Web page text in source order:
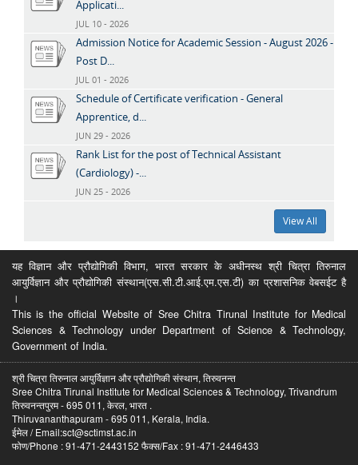
Applicati...
JUL 10 - 2026
Admission Notice for Academic Session - August 2026 -
Post D...
JUL 01 - 2026
Schedule of Certificate verification - General
Apprentice, d...
JUN 29 - 2026
Rank List for the post of Technical Assistant
(Cardiology) -...
JUN 25 - 2026
View All
यह विज्ञान और प्रौद्योगिकी विभाग, भारत सरकार के अधीनस्थ श्री चित्रा तिरुनाल
आयुर्विज्ञान और प्रौद्योगिकी संस्थान(एस.सी.टी.आई.एम.एस.टी) का प्रशासनिक वेबसईट है
।
This is the official Website of Sree Chitra Tirunal Institute for Medical
Sciences & Technology under Department of Science & Technology,
Government of India.
श्री चित्रा तिरुनाल आयुर्विज्ञान और प्रौद्योगिकी संस्थान, तिरुवनन्त
Sree Chitra Tirunal Institute for Medical Sciences & Technology, Trivandrum
तिरुवनन्तपुरम - 695 011, केरल, भारत .
Thiruvananthapuram - 695 011, Kerala, India.
ईमेल / Email:sct@sctimst.ac.in
फोण/Phone : 91-471-2443152 फैक्स/Fax : 91-471-2446433